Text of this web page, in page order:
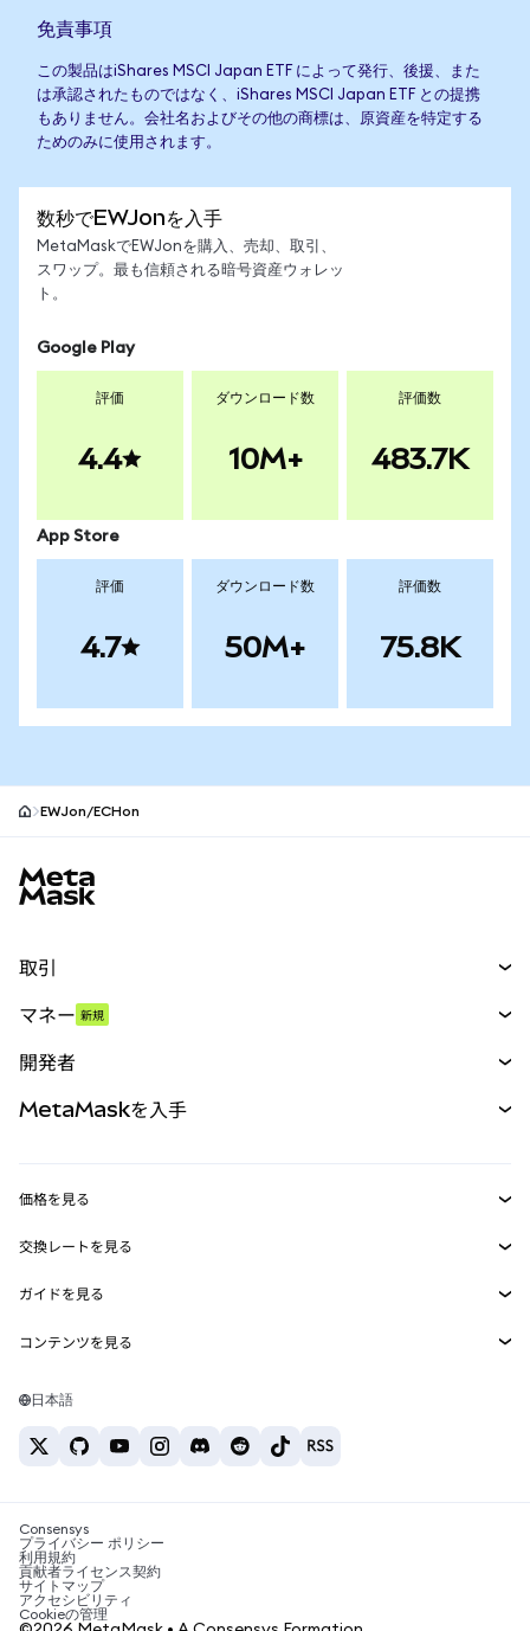
免責事項
この製品はiShares MSCI Japan ETF によって発行、後援、また
は承認されたものではなく、iShares MSCI Japan ETF との提携
もありません。会社名およびその他の商標は、原資産を特定する
ためのみに使用されます。
数秒でEWJonを入手
MetaMaskでEWJonを購入、売却、取引、
スワップ。最も信頼される暗号資産ウォレッ
ト。
Google Play
評価
4.4
ダウンロード数
10M+
評価数
483.7K
App Store
評価
4.7
ダウンロード数
50M+
評価数
75.8K
EWJon/ECHon
取引
パーペチュアル
RWA
マネー 新規
開発者
MetaMask Connect
Snaps
Web3サービス
MetaMaskを入手
セキュリティ
サポート
キャリア
お問い合わせ
価格を見る
イーサリアムの価格
Solanaの価格
Tetherの価格
交換レートを見る
ETH→USD
USDT→INR
BTC→INR
ETH→USDT
ガイドを見る
ETHの購入
USDTの購入
SHIBの購入
BNBの購入
コンテンツを見る
Solanaウォレット
税制関連ニュース
暗号資産の購入方法は？
ビットコインを売るには？
日本語
Consensys
プライバシー ポリシー
利用規約
貢献者ライセンス契約
サイトマップ
アクセシビリティ
Cookieの管理